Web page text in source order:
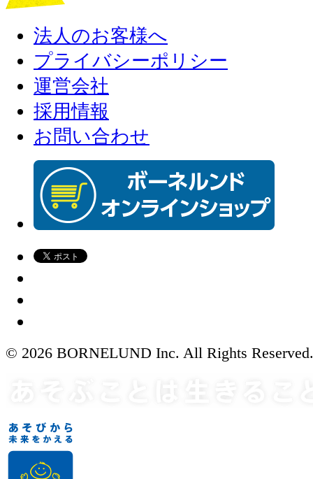
法人のお客様へ
プライバシーポリシー
運営会社
採用情報
お問い合わせ
© 2026 BORNELUND Inc. All Rights Reserved.